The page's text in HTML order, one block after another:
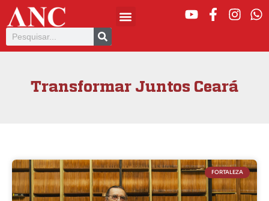
Transformar Juntos Ceará
FORTALEZA